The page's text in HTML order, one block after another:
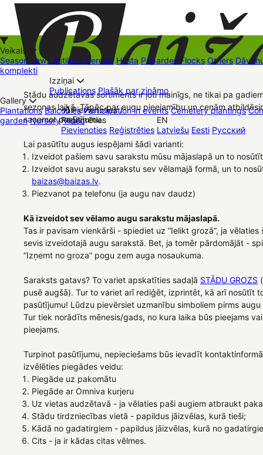
+37126545879 baizas@baizas.lv
Pievienoties /
Reģistrēties
Pievienoties Reģistrēties
EN
Latviešu Eesti Русский
Veikals
Season news Astilbes Cereals Hosta Papardes Flocks Others
komplekti
Kā iepirkties
Izziņai
Publications Plašāk par zināmo
Gallery
Plantations Balconies Participation in events Cemetery plantings
garden Nursery Video
Contacts Dāvanu kartes Augu komplekti
Stādu audzētavas sortiments ir ļoti mainīgs, ne tikai pa
sezonas laikā. Tāpēc par augu pieejamību un cenām
saņemot pasūtījumu.
Lai pasūtītu augus iespējami šādi varianti:
Izveidot pašiem savu sarakstu mūsu mājaslapā un to
Izveidot savu augu sarakstu sev vēlamajā formā, un to
baizas@baizas.lv.
Piezvanot pa telefonu (ja augu nav daudz)
Kā izveidot sev vēlamo augu sarakstu mājaslapā.
Tas ir pavisam vienkārši - spiediet uz “Ielikt grozā”, ja
sevis izveidotajā augu sarakstā. Bet, ja tomēr pārdomājāt -
“Izņemt no groza” pogu zem auga nosaukuma.
Saraksts gatavs? To variet apskatīties sadaļā STĀDU GROZS
pusē augšā). Tur to variet arī rediģēt, izprintēt, kā arī nosūtīt
pasūtījumu! Lūdzu pievērsiet uzmanību simboliem pirms
Tur tiek norādīts mēnesis/gads, no kura laika būs pieejams
pieejams.
Turpinot pasūtījumu, nepieciešams būs ievadīt
izvēlēties piegādes veidu:
Piegāde uz pakomātu
Piegāde ar Omniva kurjeru
Uz vietas audzētavā - ja vēlaties paši augiem atbraukt
Stādu tirdzniecības vietā - papildus jāizvēlas, kurā tieši;
Kādā no gadatirgiem - papildus jāizvēlas, kurā no
Cits - ja ir kādas citas vēlmes.